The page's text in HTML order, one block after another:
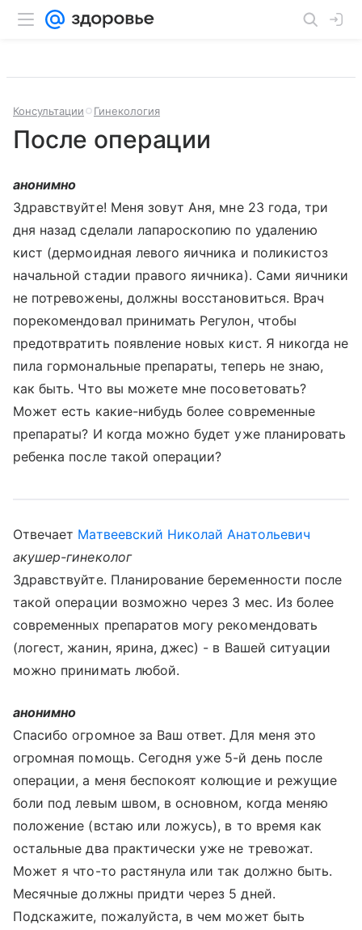
Консультации Гинекология
После операции
анонимно
Здравствуйте! Меня зовут Аня, мне 23 года, три
дня назад сделали лапароскопию по удалению
кист (дермоидная левого яичника и поликистоз
начальной стадии правого яичника). Сами яичники
не потревожены, должны восстановиться. Врач
порекомендовал принимать Регулон, чтобы
предотвратить появление новых кист. Я никогда не
пила гормональные препараты, теперь не знаю,
как быть. Что вы можете мне посоветовать?
Может есть какие-нибудь более современные
препараты? И когда можно будет уже планировать
ребенка после такой операции?
Отвечает Матвеевский Николай Анатольевич
акушер-гинеколог
Здравствуйте. Планирование беременности после
такой операции возможно через 3 мес. Из более
современных препаратов могу рекомендовать
(логест, жанин, ярина, джес) - в Вашей ситуации
можно принимать любой.
анонимно
Спасибо огромное за Ваш ответ. Для меня это
огромная помощь. Сегодня уже 5-й день после
операции, а меня беспокоят колющие и режущие
боли под левым швом, в основном, когда меняю
положение (встаю или ложусь), в то время как
остальные два практически уже не тревожат.
Может я что-то растянула или так должно быть.
Месячные должны придти через 5 дней.
Подскажите, пожалуйста, в чем может быть